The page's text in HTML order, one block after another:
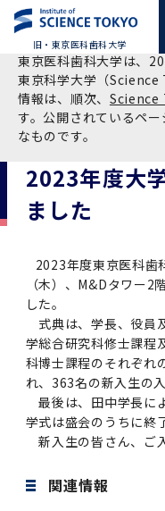
旧・東京医科歯科大学
大学案内
大学案内トップ
学長メッセージ
基本理念・沿革ト
理念
沿革
建物沿革
歴代校長及び学長
東京医科歯科大学
東京医科歯科大学
学問と教育の聖地
学
教育について
アクセス
アクセストップ
キャンパスマップ
運営組織
運営組織トップ
大学組織一覧
広報誌・刊行物
広報誌・刊行物トッ
大学の計画と評価
入学案内
入学案内トップ
学部受験生向け「
学部入学案内
学部入学案内トップ
アドミッション・
入試制度
大学院入学案内
大学院入学案内ト
募集要項
聴講生・科目等履
聴講生・科目等履修
入学に関するお問い
学生生活
Science Tokyo
Science Tokyo
今後の博士学生向
令和8年度（2026
Tokyo Post-
Science Tokyo
Science Tokyo
令和8年度（2026
対象学生（Science
CS（クリニシャン
援制度
援制度トップ
教育研究組織等ト
教育理念
教育理念トップ
ポリシー
ポリシートップ
医学部（医学科･保
医学部（医学科･保
歯学部（歯学科･
教養部
大学病院
大学病院トップ
医科（医系診療部
歯科（歯系診療部
研究・連携
研究・連携トップ
外部資金
外部資金トップ
研究手続き
国際交流
受験生
東京医科歯科大学は、
東京科学大学（Science
情報は、順次、 Science
す。公開されているペ
なものです。
2023年度大
ました
2023年度東京医科歯
（木）、M&Dタワー2
した。
式典は、学長、役員
学総合研究科修士課程
科博士課程のそれぞれ
れ、363名の新入生の
最後は、田中学長に
学式は盛会のうちに終
新入生の皆さん、ご
関連情報